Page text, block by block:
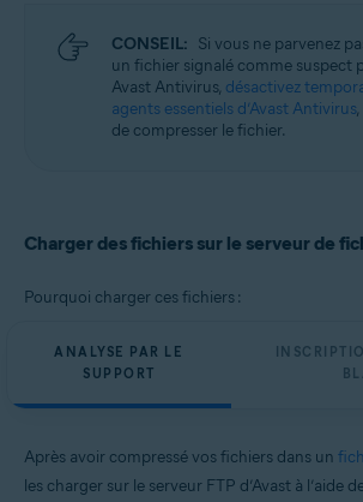
CONSEIL: Si vous ne parvenez
un fichier signalé comme suspect
Avast Antivirus, désactivez
agents essentiels d’Avast Antivirus
de compresser le fichier.
Charger des fichiers sur le serveur de
Pourquoi charger ces fichiers :
ANALYSE PAR LE
SUPPORT
Après avoir compressé vos fichiers dans un
les charger sur le serveur FTP d’Avast à l’aide